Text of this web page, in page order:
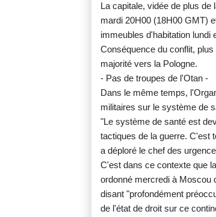
La capitale, vidée de plus
mardi 20H00 (18H00 GMT)
immeubles d'habitation lundi
Conséquence du conflit,
majorité vers la Pologne.
- Pas de troupes de l'Otan -
Dans le même temps,
militaires sur le système de
"Le système de santé est
tactiques de la guerre. C'est
a déploré le chef des
C'est dans ce contexte que
ordonné mercredi à Moscou
disant "profondément
de l'état de droit sur ce